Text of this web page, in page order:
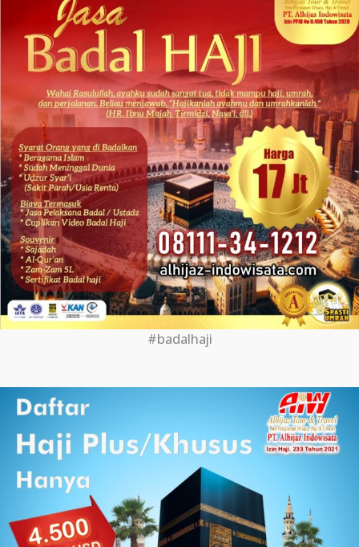
#badalhaji